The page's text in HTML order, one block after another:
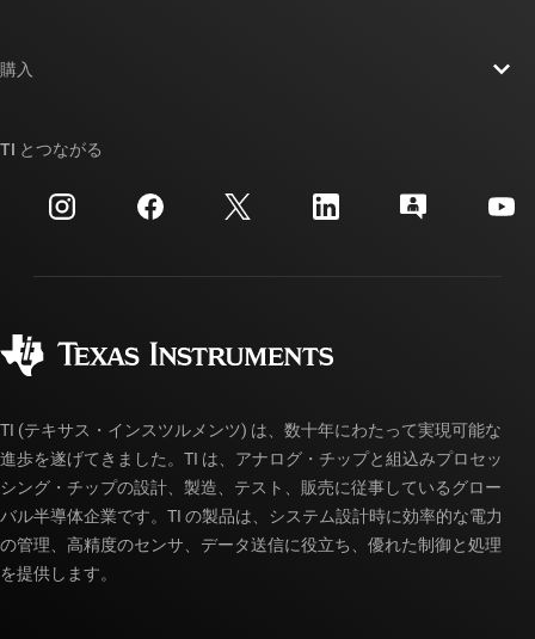
投資家向け情報
製造
クロスリファレンス検索
カスタマー・サポート・センター
myTI アカウントの FAQ
購入
ご注文に関する FAQ
TI とつながる
TI (テキサス・インスツルメンツ) は、数十年にわたって実現可能な
進歩を遂げてきました。TI は、アナログ・チップと組込みプロセッ
シング・チップの設計、製造、テスト、販売に従事しているグロー
バル半導体企業です。TI の製品は、システム設計時に効率的な電力
の管理、高精度のセンサ、データ送信に役立ち、優れた制御と処理
を提供します。